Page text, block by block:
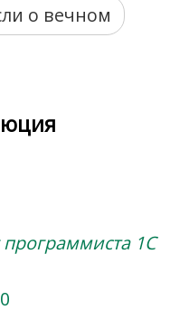
о вечном
1C